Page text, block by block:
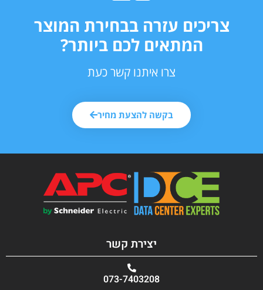
צריכים עזרה בבחירת המוצר
המתאים לכם ביותר?
צרו איתנו קשר כעת
בקשה להצעת מחיר
יצירת קשר
073-7403208